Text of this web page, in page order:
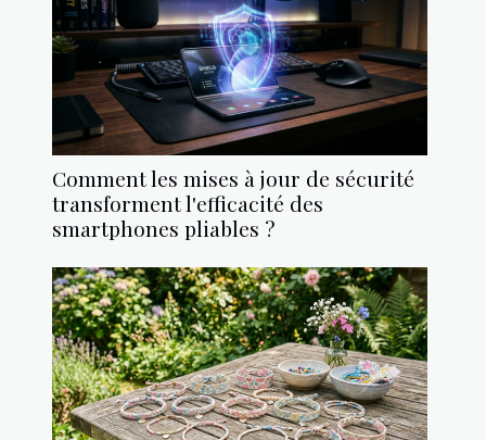
Comment les mises à jour de sécurité
transforment l'efficacité des
smartphones pliables ?